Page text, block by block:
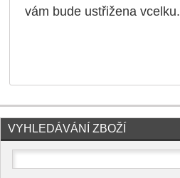
vám bude ustřižena vcelku.
VYHLEDÁVÁNÍ ZBOŽÍ